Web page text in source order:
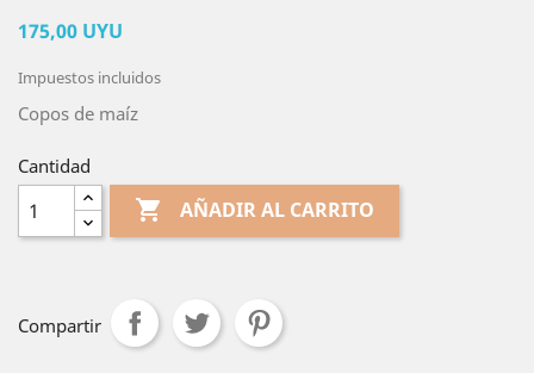
175,00 UYU
Impuestos incluidos
Copos de maíz
Cantidad
 AÑADIR AL CARRITO
Compartir